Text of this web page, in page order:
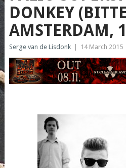
DONKEY
AMSTERDAM,
Serge van de Lisdonk 14 March 2015